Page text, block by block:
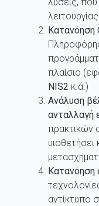
Κατανόηση
πλαίσιο
NIS2 κ.ά.)
Ανάλυση
ανταλλαγή
πρακτικών
Κατανόηση
αντίκτυπο